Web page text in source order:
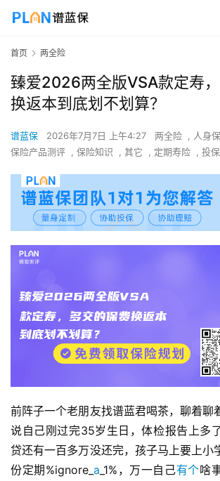
首页 两全险
臻爱2026两全版VSA款定寿
换返本到底划不划算？
谱蓝保 2026年7月7日 上午4:27 两全险 , 人身
保险产品测评 , 保险知识 , 其它 , 定期寿险 , 投
前阵子一个老朋友找谱蓝君喝茶，聊着聊
说自己刚过完35岁生日，体检报告上多
贷还有一百多万没还完，孩子马上要上小
份定期%ignore_ a _1% ，万一自己有个啥